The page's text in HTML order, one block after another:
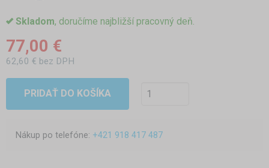
Skladom, doručíme najbližší pracovný deň.
77,00 €
62,60 € bez DPH
PRIDAŤ DO KOŠÍKA
Nákup po telefóne: +421 918 417 487